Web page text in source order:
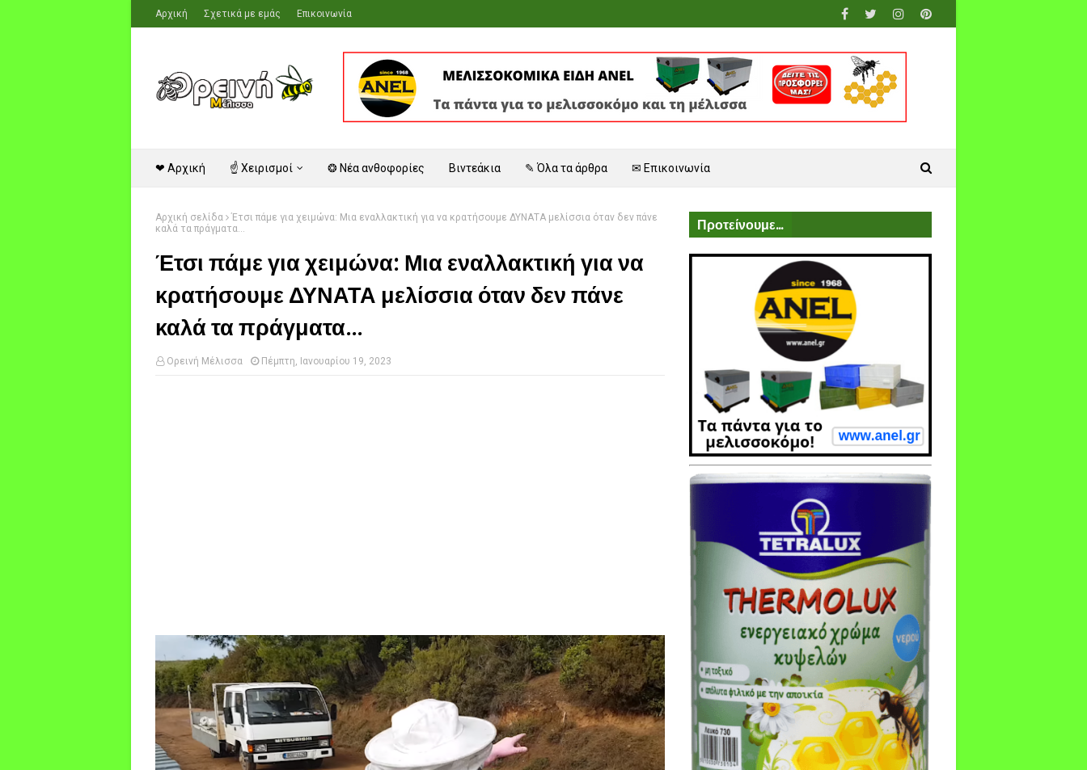
Αρχική Σχετικά με εμάς Επικοινωνία
❤ Αρχική ☝ Χειρισμοί ❂ Νέα ανθοφορίες Βιντεάκια ✎ Όλα τα άρθρα ✉ Επικοινωνία
Αρχική σελίδα
Έτσι πάμε για χειμώνα: Μια εναλλακτική για να κρατήσουμε ΔΥΝΑΤΑ μελίσσια όταν δεν πάνε
καλά τα πράγματα...
Έτσι πάμε για χειμώνα: Μια εναλλακτική για να
κρατήσουμε ΔΥΝΑΤΑ μελίσσια όταν δεν πάνε
καλά τα πράγματα...
Ορεινή Μέλισσα Πέμπτη, Ιανουαρίου 19, 2023
Προτείνουμε...